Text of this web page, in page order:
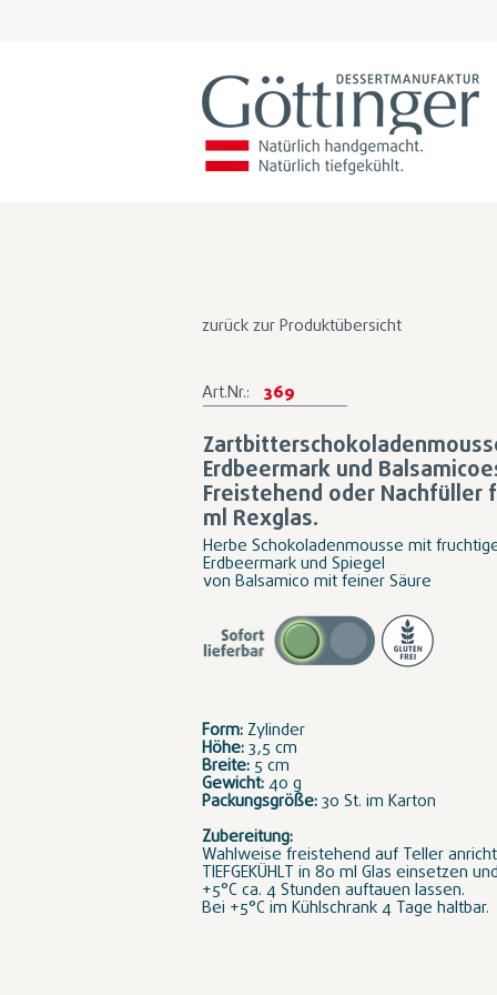
zurück zur Produktübersicht
Art.Nr.: 369
Erdbeermark und
Freistehend oder Nachfüller
ml Rexglas.
Herbe Schokoladenmousse mit
Erdbeermark und Spiegel
von Balsamico mit feiner Säure
Form: Zylinder
Höhe:3,5 cm
Breite:5 cm
Gewicht:40 g
Packungsgröße:30 St. im Karton
Zubereitung:
Wahlweise freistehend auf Teller
TIEFGEKÜHLT in 80 ml Glas einsetzen
+5°C ca. 4 Stunden auftauen lassen.
Bei +5°C im Kühlschrank 4 Tage haltbar.